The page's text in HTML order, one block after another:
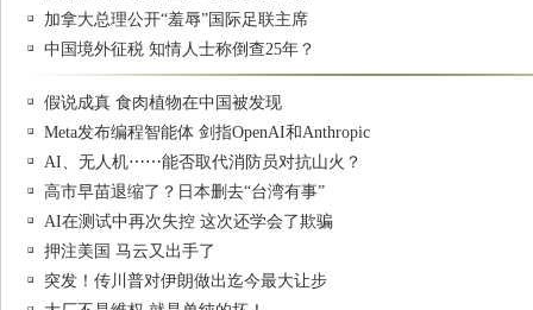
加拿大总理公开“羞辱”国际足联主席
中国境外征税 知情人士称倒查25年？
假说成真 食肉植物在中国被发现
Meta发布编程智能体 剑指OpenAI和Anthropic
AI、无人机⋯⋯能否取代消防员对抗山火？
高市早苗退缩了？日本删去“台湾有事”
AI在测试中再次失控 这次还学会了欺骗
押注美国 马云又出手了
突发！传川普对伊朗做出迄今最大让步